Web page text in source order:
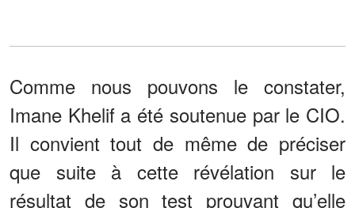
Comme nous pouvons le constater,
Imane Khelif a été soutenue par le CIO.
Il convient tout de même de préciser
que suite à cette révélation sur le
résultat de son test prouvant qu’elle